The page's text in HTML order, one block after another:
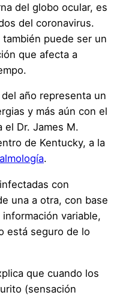
del globo ocular, es
del coronavirus.
puede ser un
que afecta a
año representa un
y más aún con el
el Dr. James M.
de Kentucky, a la
.
con
una a otra, con base
variable,
está seguro de lo
que cuando los
(sensación